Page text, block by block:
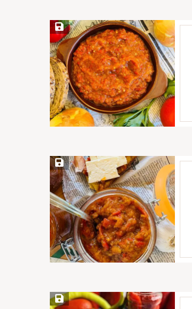
Save Recipe
Save Recipe
Save Recipe